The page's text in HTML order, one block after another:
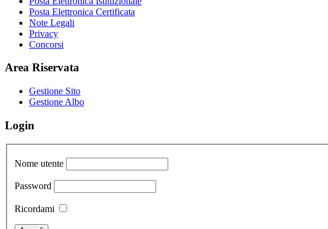
Posta Elettronica Certificata
Note Legali
Privacy
Concorsi
Area Riservata
Gestione Sito
Gestione Albo
Login
Nome utente
Password
Ricordami